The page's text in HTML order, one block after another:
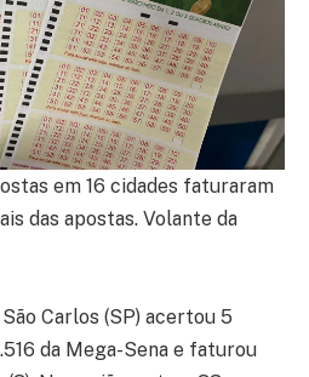
em 16 cidades faturaram
das apostas. Volante da
Carlos (SP) acertou 5
da Mega-Sena e faturou